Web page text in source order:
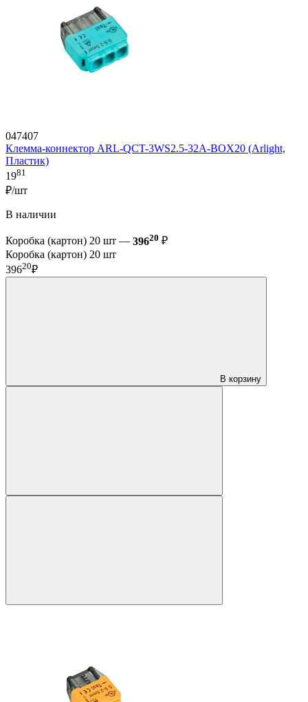
047407
Клемма-коннектор ARL-QCT-3WS2.5-32A-BOX20 (Arlight,
Пластик)
1981
₽/шт
В наличии
Коробка (картон) 20 шт — 39620 ₽
Коробка (картон) 20 шт
39620₽
В корзину